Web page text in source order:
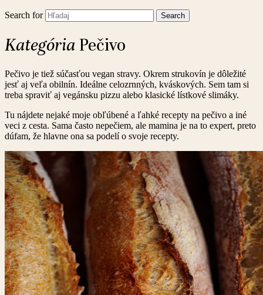
Search for
Kategória Pečivo
Pečivo je tiež súčasťou vegan stravy. Okrem strukovín je dôležité
jesť aj veľa obilnín. Ideálne celozrnných, kváskových. Sem tam si
treba spraviť aj vegánsku pizzu alebo klasické lístkové slimáky.
Tu nájdete nejaké moje obľúbené a ľahké recepty na pečivo a iné
veci z cesta. Sama často nepečiem, ale mamina je na to expert, preto
dúfam, že hlavne ona sa podelí o svoje recepty.